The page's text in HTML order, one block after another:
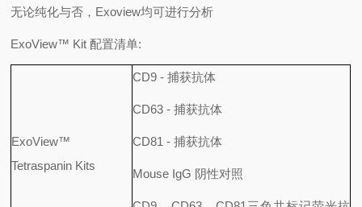
无论纯化与否，Exoview均可进行分析
ExoView™ Kit 配置清单:
ExoView™
Tetraspanin Kits
CD9 - 捕获抗体
CD63 - 捕获抗体
CD81 - 捕获抗体
Mouse IgG 阴性对照